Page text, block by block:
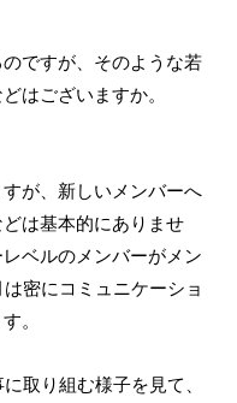
ですが、そのような若
はございますか。
が、新しいメンバーへ
は基本的にありませ
ベルのメンバーがメン
密にコミュニケーショ
。
取り組む様子を見て、